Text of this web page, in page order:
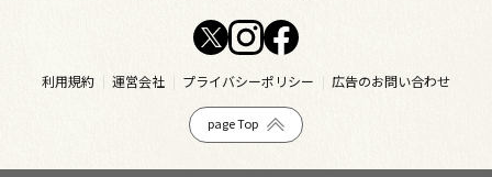
利用規約 運営会社 プライバシーポリシー 広告のお問い合わせ
page Top